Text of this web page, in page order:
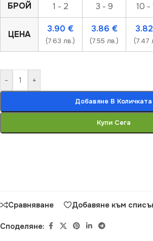
БРОЙ 1 - 2 3 - 9 10 -
ЦЕНА
3.90 €
(7.63 лв.)
3.86 €
(7.55 лв.)
3.82
(7.47
- +
Добавяне В Количката
Купи Сега
Сравняване Добавяне към
Споделяне: